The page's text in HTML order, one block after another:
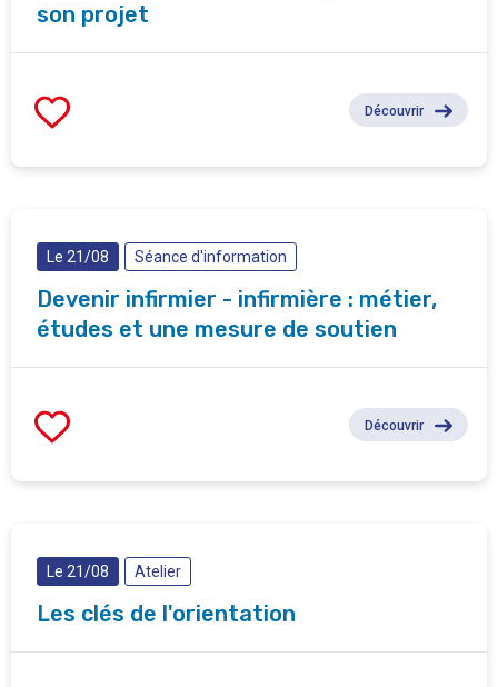
son projet
Découvrir
Le 21/08 Séance d'information
Devenir infirmier - infirmière : métier,
études et une mesure de soutien
Découvrir
Le 21/08 Atelier
Les clés de l'orientation